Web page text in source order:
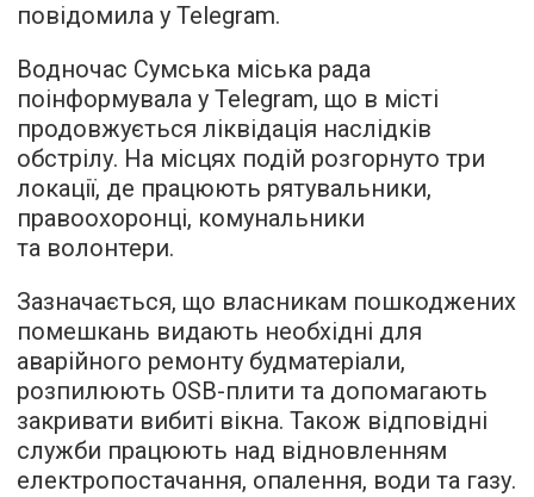
повідомила у Telegram.
Водночас Сумська міська рада
поінформувала у Telegram, що в місті
продовжується ліквідація наслідків
обстрілу. На місцях подій розгорнуто три
локації, де працюють рятувальники,
правоохоронці, комунальники
та волонтери.
Зазначається, що власникам пошкоджених
помешкань видають необхідні для
аварійного ремонту будматеріали,
розпилюють OSB-плити та допомагають
закривати вибиті вікна. Також відповідні
служби працюють над відновленням
електропостачання, опалення, води та газу.